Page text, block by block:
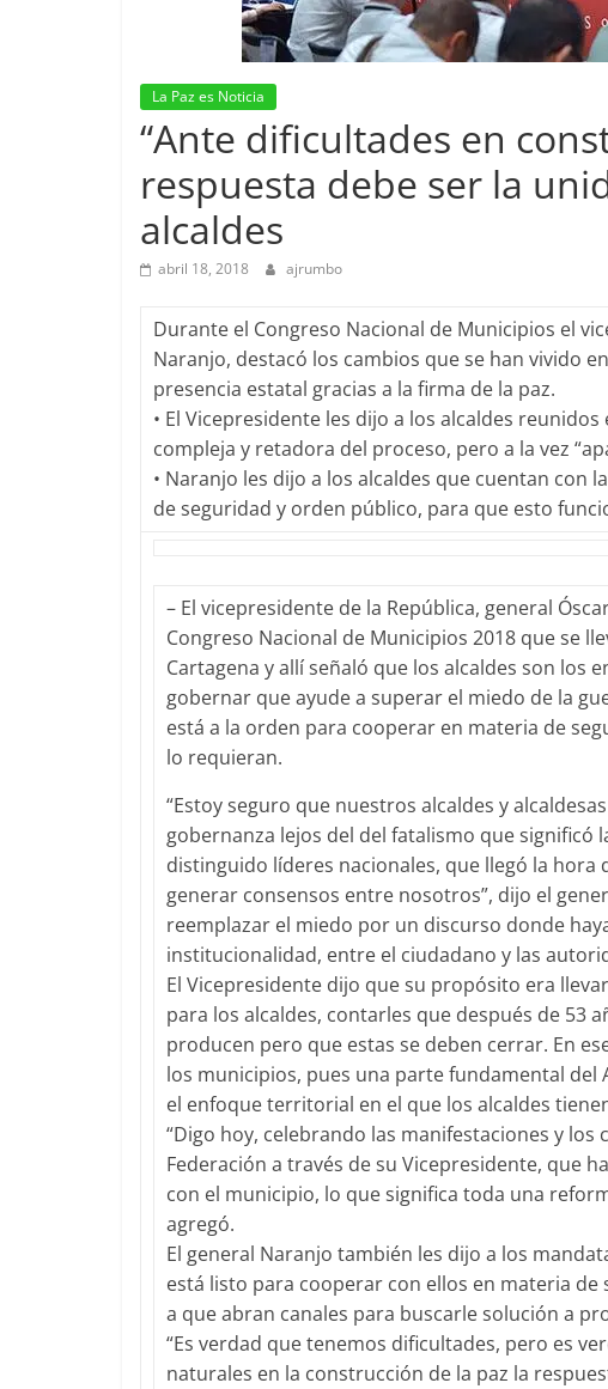
La Paz es Noticia
“Ante dificultades en
respuesta debe ser la
alcaldes
abril 18, 2018 ajrumbo
Durante el Congreso Nacional de Municipios el
Naranjo, destacó los cambios que se han vivido
presencia estatal gracias a la firma de la paz.
• El Vicepresidente les dijo a los alcaldes
compleja y retadora del proceso, pero a la vez
• Naranjo les dijo a los alcaldes que cuentan con
de seguridad y orden público, para que esto
– El vicepresidente de la República, general
Congreso Nacional de Municipios 2018 que se
Cartagena y allí señaló que los alcaldes son los
gobernar que ayude a superar el miedo de la
está a la orden para cooperar en materia de
lo requieran.
“Estoy seguro que nuestros alcaldes y
gobernanza lejos del del fatalismo que significó
distinguido líderes nacionales, que llegó la
generar consensos entre nosotros”, dijo el
reemplazar el miedo por un discurso donde
institucionalidad, entre el ciudadano y las
El Vicepresidente dijo que su propósito era
para los alcaldes, contarles que después de 53
producen pero que estas se deben cerrar. En
los municipios, pues una parte fundamental del
el enfoque territorial en el que los alcaldes
“Digo hoy, celebrando las manifestaciones y
Federación a través de su Vicepresidente, que
con el municipio, lo que significa toda una
agregó.
El general Naranjo también les dijo a los
está listo para cooperar con ellos en materia
a que abran canales para buscarle solución a
“Es verdad que tenemos dificultades, pero es
naturales en la construcción de la paz la